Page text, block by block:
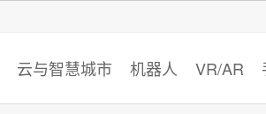
云与智慧城市 机器人 VR/AR